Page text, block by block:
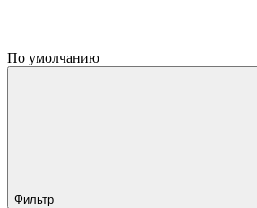
По умолчанию
Фильтр